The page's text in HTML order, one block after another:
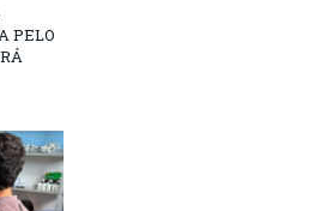
PELO